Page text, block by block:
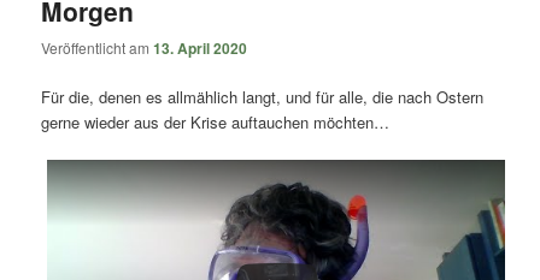
Morgen
Veröffentlicht am13. April 2020
Für die, denen es allmählich langt, und für alle, die nach Ostern
gerne wieder aus der Krise auftauchen möchten…